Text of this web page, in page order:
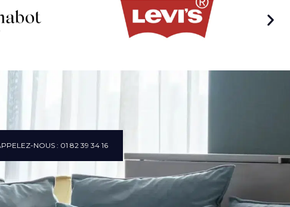
NOUS : 01 82 39 34 16